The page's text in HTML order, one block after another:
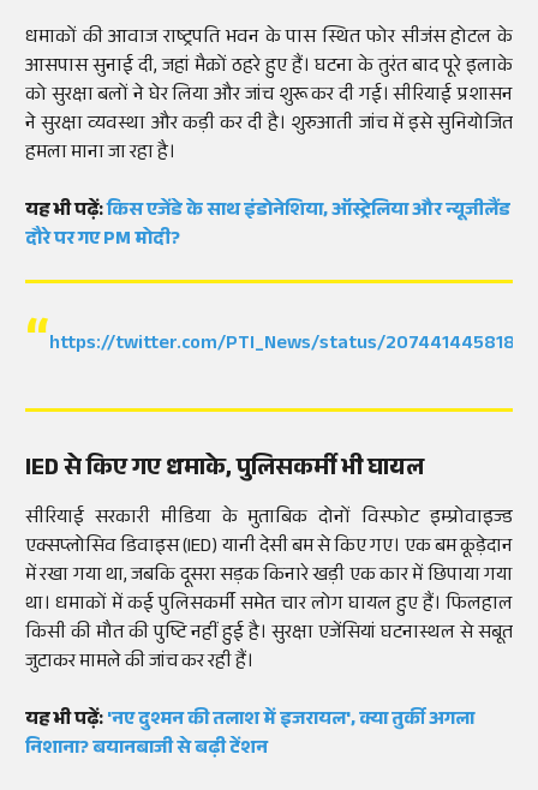
धमाकों की आवाज राष्ट्रपति भवन के पास स्थित फोर सीजंस होटल के
आसपास सुनाई दी, जहां मैक्रों ठहरे हुए हैं। घटना के तुरंत बाद पूरे इलाके
को सुरक्षा बलों ने घेर लिया और जांच शुरू कर दी गई। सीरियाई प्रशासन
ने सुरक्षा व्यवस्था और कड़ी कर दी है। शुरुआती जांच में इसे सुनियोजित
हमला माना जा रहा है।
यह भी पढ़ें:किस एजेंडे के साथ इंडोनेशिया, ऑस्ट्रेलिया और न्यूजीलैंड
दौरे पर गए PM मोदी?
https://twitter.com/PTI_News/status/
IED से किए गए धमाके, पुलिसकर्मी भी घायल
सीरियाई सरकारी मीडिया के मुताबिक दोनों विस्फोट इम्प्रोवाइज्ड
एक्सप्लोसिव डिवाइस (IED) यानी देसी बम से किए गए। एक बम कूड़ेदान
में रखा गया था, जबकि दूसरा सड़क किनारे खड़ी एक कार में छिपाया गया
था। धमाकों में कई पुलिसकर्मी समेत चार लोग घायल हुए हैं। फिलहाल
किसी की मौत की पुष्टि नहीं हुई है। सुरक्षा एजेंसियां घटनास्थल से सबूत
जुटाकर मामले की जांच कर रही हैं।
यह भी पढ़ें:'नए दुश्मन की तलाश में इजरायल', क्या तुर्की अगला
निशाना? बयानबाजी से बढ़ी टेंशन